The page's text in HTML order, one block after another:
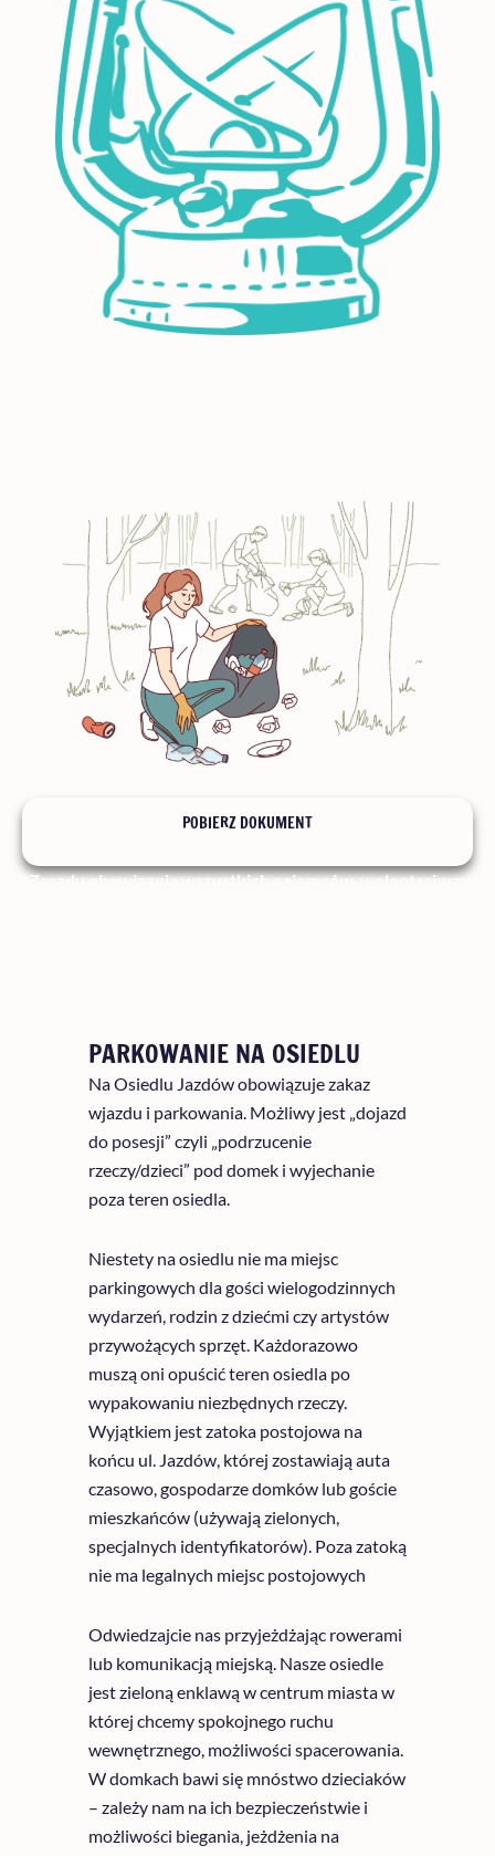
POBIERZ DOKUMENT
*Zasady obowiązują wszystkich najemców, wolontariuszy
PARKOWANIE NA OSIEDLU
Na Osiedlu Jazdów obowiązuje zakaz
wjazdu i parkowania. Możliwy jest „dojazd
do posesji” czyli „podrzucenie
rzeczy/dzieci” pod domek i wyjechanie
poza teren osiedla.
Niestety na osiedlu nie ma miejsc
parkingowych dla gości wielogodzinnych
wydarzeń, rodzin z dziećmi czy artystów
przywożących sprzęt. Każdorazowo
muszą oni opuścić teren osiedla po
wypakowaniu niezbędnych rzeczy.
Wyjątkiem jest zatoka postojowa na
końcu ul. Jazdów, której zostawiają auta
czasowo, gospodarze domków lub goście
mieszkańców (używają zielonych,
specjalnych identyfikatorów). Poza zatoką
nie ma legalnych miejsc postojowych
Odwiedzajcie nas przyjeżdżając rowerami
lub komunikacją miejską. Nasze osiedle
jest zieloną enklawą w centrum miasta w
której chcemy spokojnego ruchu
wewnętrznego, możliwości spacerowania.
W domkach bawi się mnóstwo dzieciaków
– zależy nam na ich bezpieczeństwie i
możliwości biegania, jeżdżenia na